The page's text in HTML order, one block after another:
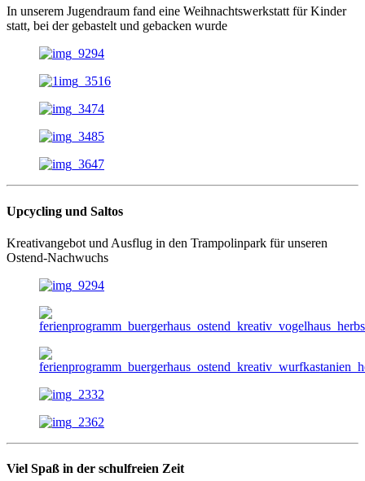
In unserem Jugendraum fand eine Weihnachtswerkstatt für Kinder
statt, bei der gebastelt und gebacken wurde
Upcycling und Saltos
Kreativangebot und Ausflug in den Trampolinpark für unseren
Ostend-Nachwuchs
Viel Spaß in der schulfreien Zeit